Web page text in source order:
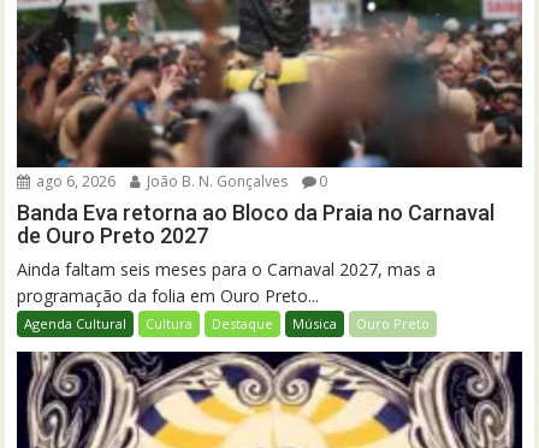
ago 6, 2026 João B. N. Gonçalves 0
Banda Eva retorna ao Bloco da Praia no Carnaval
de Ouro Preto 2027
Ainda faltam seis meses para o Carnaval 2027, mas a
programação da folia em Ouro Preto...
Agenda Cultural Cultura Destaque Música Ouro Preto